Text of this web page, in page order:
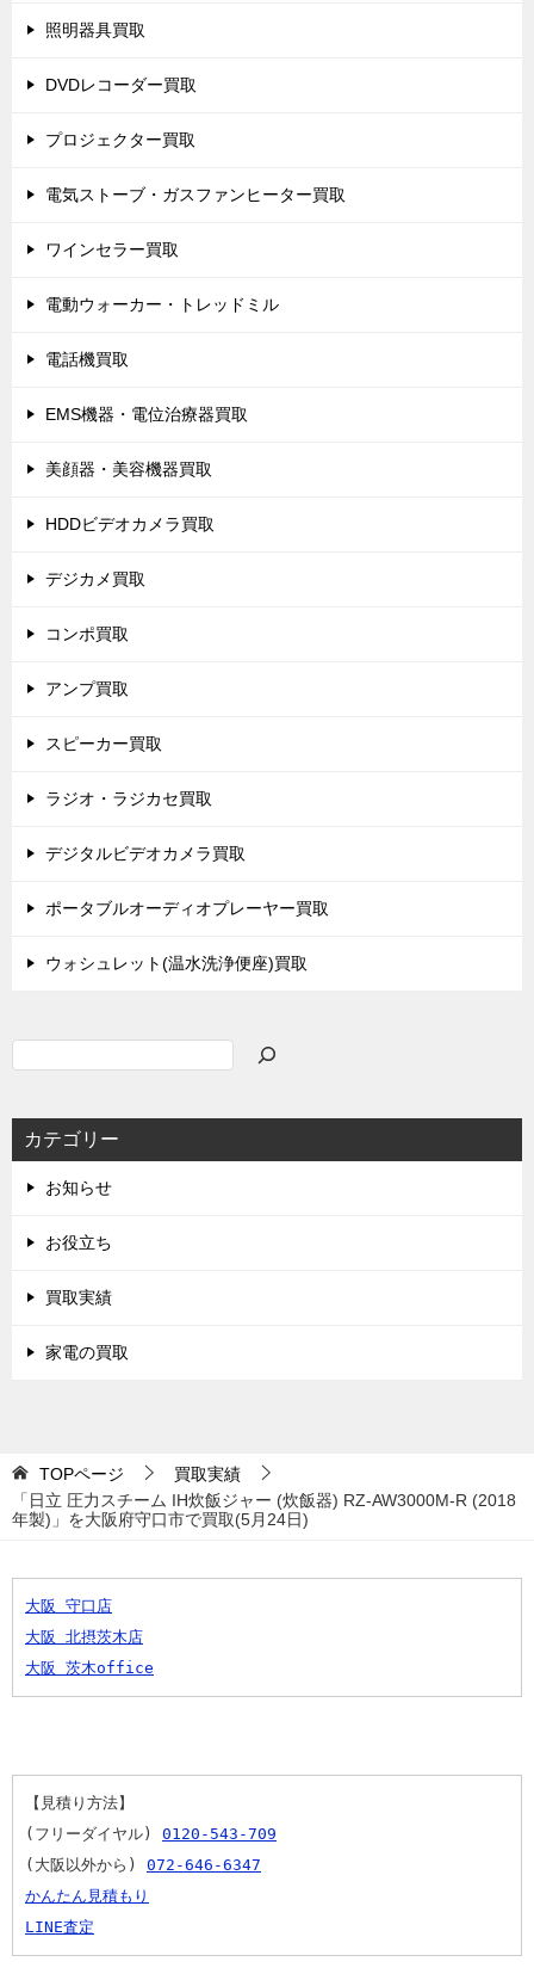
照明器具買取
DVDレコーダー買取
プロジェクター買取
電気ストーブ・ガスファンヒーター買取
ワインセラー買取
電動ウォーカー・トレッドミル
電話機買取
EMS機器・電位治療器買取
美顔器・美容機器買取
HDDビデオカメラ買取
デジカメ買取
コンポ買取
アンプ買取
スピーカー買取
ラジオ・ラジカセ買取
デジタルビデオカメラ買取
ポータブルオーディオプレーヤー買取
ウォシュレット(温水洗浄便座)買取
カテゴリー
お知らせ
お役立ち
買取実績
家電の買取
TOPページ
買取実績
「日立 圧力スチーム IH炊飯ジャー (炊飯器) RZ-AW3000M-R (2018
年製)」を大阪府守口市で買取(5月24日)
大阪 守口店
大阪 北摂茨木店
大阪 茨木office
【見積り方法】
(フリーダイヤル) 0120-543-709
(大阪以外から) 072-646-6347
かんたん見積もり
LINE査定